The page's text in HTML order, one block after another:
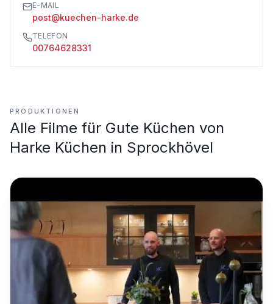
E-MAIL
post@kuechen-harke.de
TELEFON
00764628331
PRODUKTIONEN
Alle Filme für Gute Küchen von
Harke Küchen in Sprockhövel